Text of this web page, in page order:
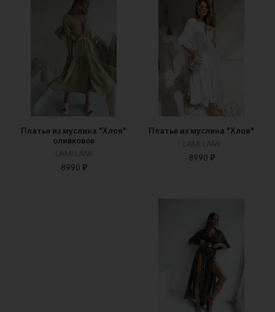
Платье из муслина "Хлоя"
оливковое
LAMI LAMI
8990 ₽
Платье из муслина "Хлоя"
LAMI LAMI
8990 ₽